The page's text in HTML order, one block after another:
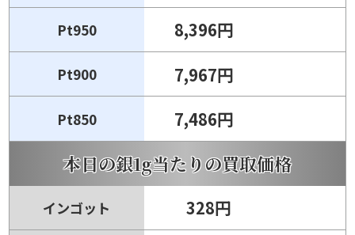
Pt950 8,396円
Pt900 7,967円
Pt850 7,486円
本日の銀1g当たりの買取価格
インゴット 328円